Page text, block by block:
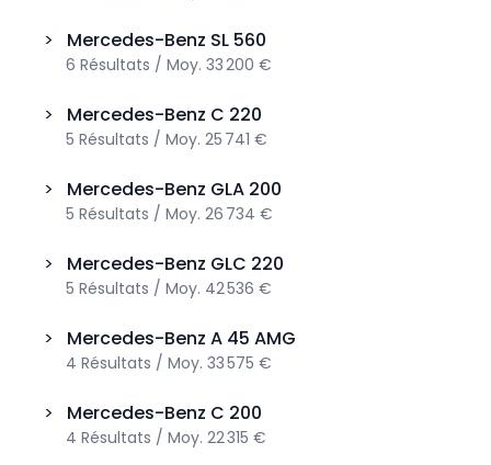
> Mercedes-Benz SL 560
6 Résultats / Moy. 33 200 €
> Mercedes-Benz C 220
5 Résultats / Moy. 25 741 €
> Mercedes-Benz GLA 200
5 Résultats / Moy. 26 734 €
> Mercedes-Benz GLC 220
5 Résultats / Moy. 42 536 €
> Mercedes-Benz A 45 AMG
4 Résultats / Moy. 33 575 €
> Mercedes-Benz C 200
4 Résultats / Moy. 22 315 €